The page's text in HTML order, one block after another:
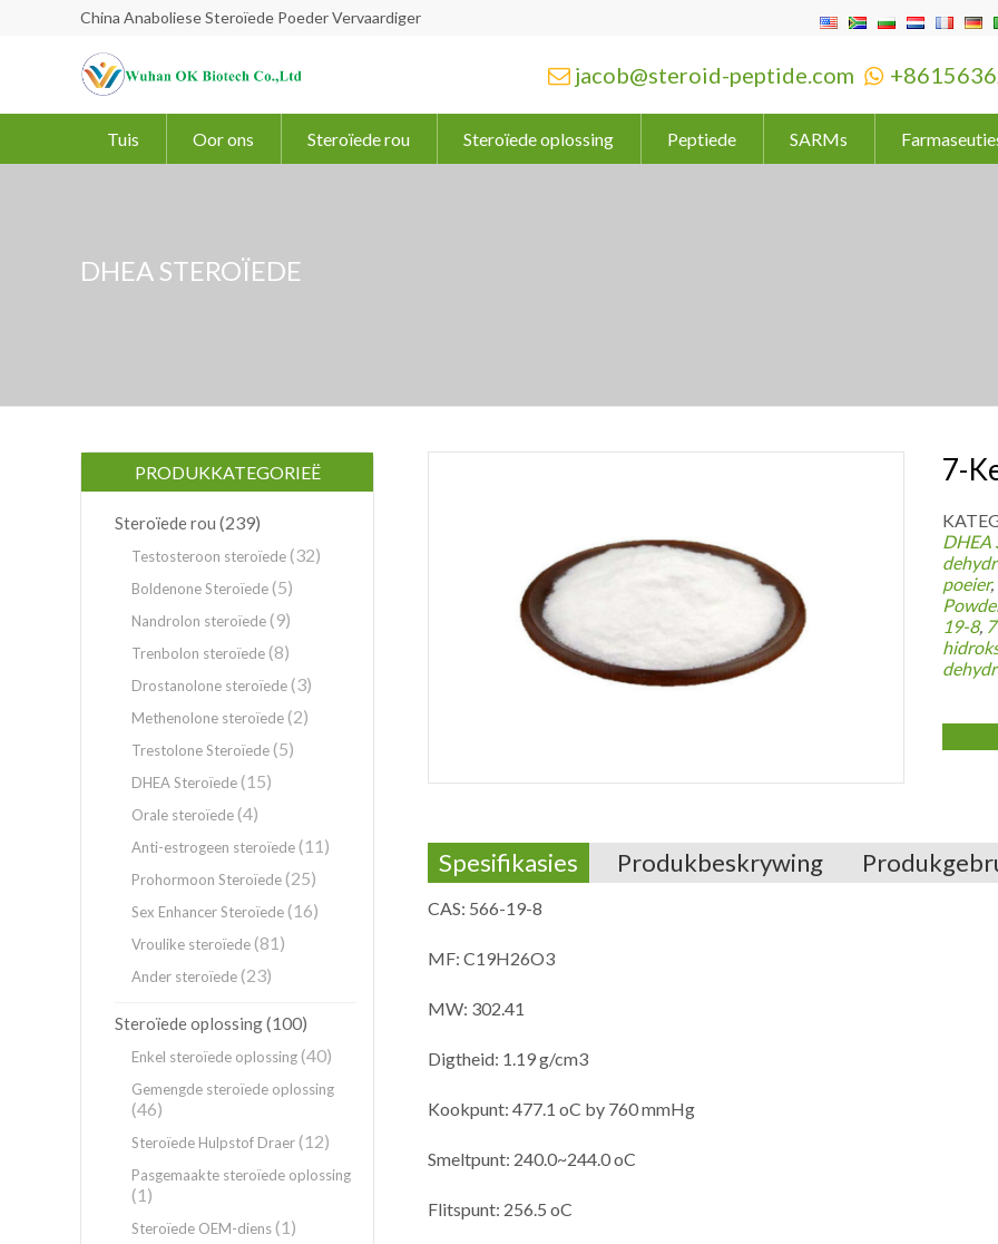
China Anaboliese Steroïede Poeder Vervaardiger
 jacob@steroid-peptide.com 
Tuis Oor ons Steroïede rou Steroïede oplossing Peptiede SARMs
DHEA STEROÏEDE
7-
DHEA
poeier,
19-8,
Spesifikasies Produkbeskrywing
CAS: 566-19-8
MF: C19H26O3
MW: 302.41
Digtheid: 1.19 g/cm3
Kookpunt: 477.1 oC by 760 mmHg
Smeltpunt: 240.0~244.0 oC
Flitspunt: 256.5 oC
PRODUKKATEGORIEË
Steroïede rou (239)
Testosteroon steroïede(32)
Boldenone Steroïede(5)
Nandrolon steroïede(9)
Trenbolon steroïede(8)
Drostanolone steroïede(3)
Methenolone steroïede(2)
Trestolone Steroïede(5)
DHEA Steroïede(15)
Orale steroïede(4)
Anti-estrogeen steroïede(11)
Prohormoon Steroïede(25)
Sex Enhancer Steroïede(16)
Vroulike steroïede(81)
Ander steroïede(23)
Steroïede oplossing(100)
Enkel steroïede oplossing(40)
Gemengde steroïede oplossing
(46)
Steroïede Hulpstof Draer(12)
Pasgemaakte steroïede oplossing
(1)
Steroïede OEM-diens(1)